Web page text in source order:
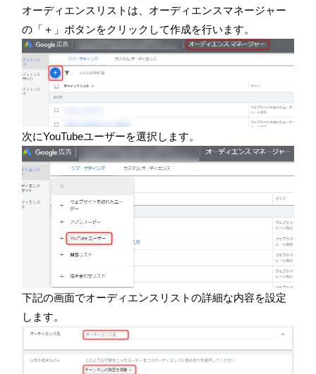
オーディエンスリストは、オーディエンスマネージャー
の「＋」ボタンをクリックして作成を行います。
次にYouTubeユーザーを選択します。
下記の画面でオーディエンスリストの詳細な内容を設定
します。